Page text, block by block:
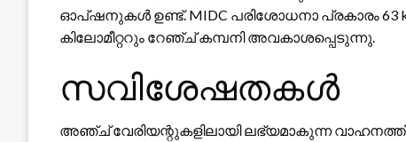
ഓപ്ഷനുകൾ ഉണ്ട്. MIDC പരിശോധനാ പ്രകാരം 63 kWh
കിലോമീറ്ററും റേഞ്ച് കമ്പനി അവകാശപ്പെടുന്നു.
സവിശേഷതകൾ
അഞ്ച് വേരിയന്റുകളിലായി ലഭ്യമാകുന്ന